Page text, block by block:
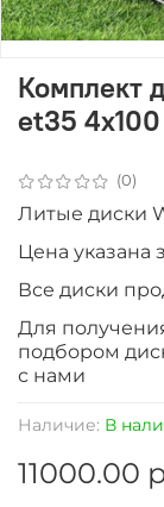
(0)
Наличие: В
Комплект
et35 4x100
11000.00
Литые диски
Цена указана
Все диски
Для
подбором
с нами